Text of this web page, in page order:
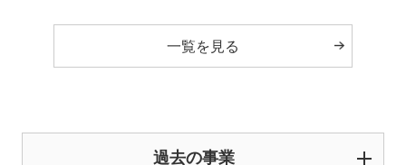
一覧を見る
過去の事業